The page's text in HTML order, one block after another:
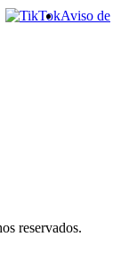
Aviso de
reservados.